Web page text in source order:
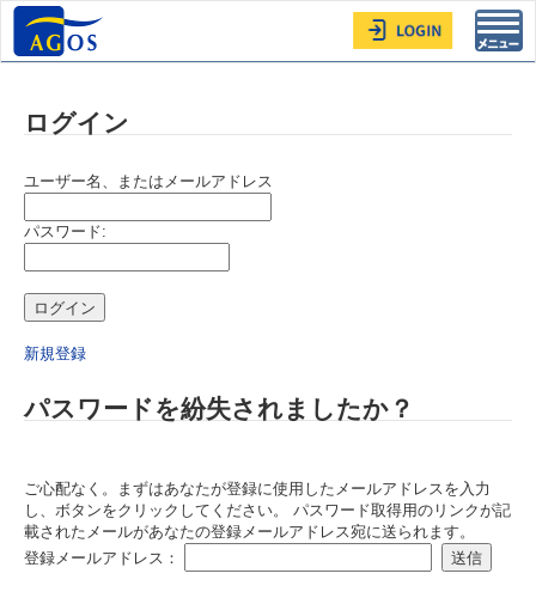
ログイン
ユーザー名、またはメールアドレス
パスワード:
新規登録
パスワードを紛失されましたか？
ご心配なく。まずはあなたが登録に使用したメールアドレスを入力
し、ボタンをクリックしてください。 パスワード取得用のリンクが記
載されたメールがあなたの登録メールアドレス宛に送られます。
登録メールアドレス：